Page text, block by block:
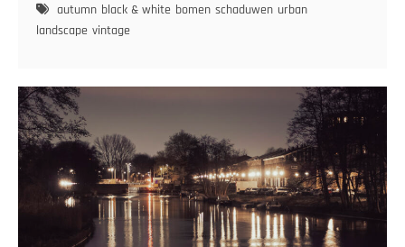
trees
and
autumn black & white bomen schaduwen urban
landscape vintage